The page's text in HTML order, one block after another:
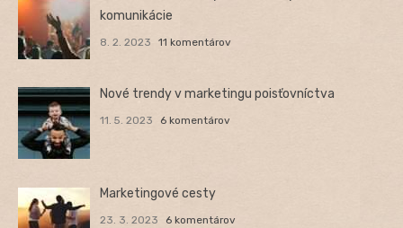
komunikácie
8. 2. 2023 11 komentárov
Nové trendy v marketingu poisťovníctva
11. 5. 2023 6 komentárov
Marketingové cesty
23. 3. 2023 6 komentárov